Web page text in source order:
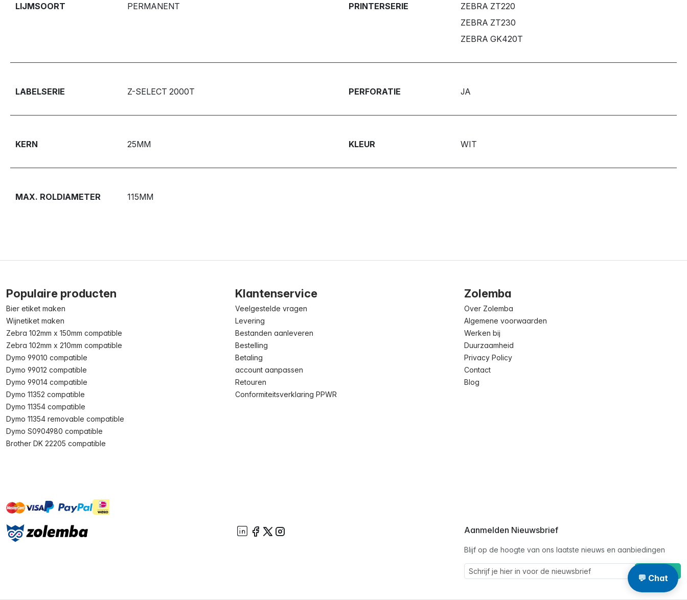
LIJMSOORT PERMANENT PRINTERSERIE
ZEBRA ZT220
ZEBRA ZT230
ZEBRA GK420T
LABELSERIE Z-SELECT 2000T PERFORATIE JA
KERN 25MM KLEUR WIT
MAX. ROLDIAMETER 115MM
Populaire producten
Bier etiket maken
Wijnetiket maken
Zebra 102mm x 150mm compatible
Zebra 102mm x 210mm compatible
Dymo 99010 compatible
Dymo 99012 compatible
Dymo 99014 compatible
Dymo 11352 compatible
Dymo 11354 compatible
Dymo 11354 removable compatible
Dymo S0904980 compatible
Brother DK 22205 compatible
Klantenservice
Veelgestelde vragen
Levering
Bestanden aanleveren
Bestelling
Betaling
account aanpassen
Retouren
Conformiteitsverklaring PPWR
Zolemba
Over Zolemba
Algemene voorwaarden
Werken bij
Duurzaamheid
Privacy Policy
Contact
Blog
mastervisa paypal ideal
Aanmelden Nieuwsbrief
Blijf op de hoogte van ons laatste nieuws en aanbiedingen
Schrijf je in
💬 Chat